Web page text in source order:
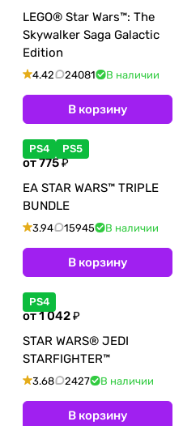
LEGO® Star Wars™: The
Skywalker Saga Galactic
Edition
4.42 24081 В наличии
В корзину
PS4 PS5
от 775 ₽
EA STAR WARS™ TRIPLE
BUNDLE
3.94 15945 В наличии
В корзину
PS4
от 1 042 ₽
STAR WARS® JEDI
STARFIGHTER™
3.68 2427 В наличии
В корзину